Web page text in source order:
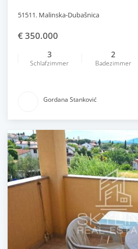
51511, Malinska-Dubašnica
€ 350.000
3
Schlafzimmer
2
Badezimmer
Gordana Stanković